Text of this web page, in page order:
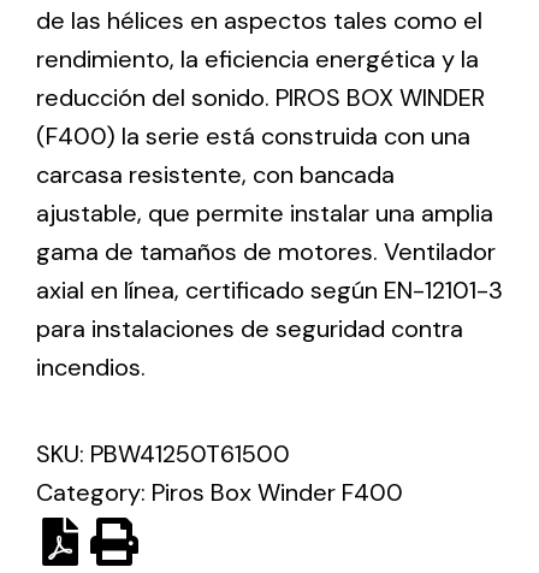
Iluminación Solar
Variedad de soluciones solares para todo tipo
de necesidades.
Solar lighting
Variety of solar solutions for all kinds of needs.
de las hélices en aspectos tales como el
rendimiento, la eficiencia energética y la
reducción del sonido. PIROS BOX WINDER
(F400) la serie está construida con una
carcasa resistente, con bancada
ajustable, que permite instalar una amplia
gama de tamaños de motores. Ventilador
axial en línea, certificado según EN-12101-3
para instalaciones de seguridad contra
incendios.
SKU: PBW41250T61500
Category: Piros Box Winder F400